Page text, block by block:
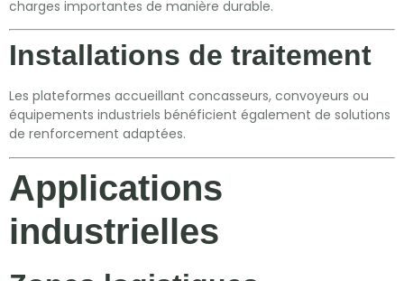
charges importantes de manière durable.
Installations de traitement
Les plateformes accueillant concasseurs, convoyeurs ou
équipements industriels bénéficient également de solutions
de renforcement adaptées.
Applications
industrielles